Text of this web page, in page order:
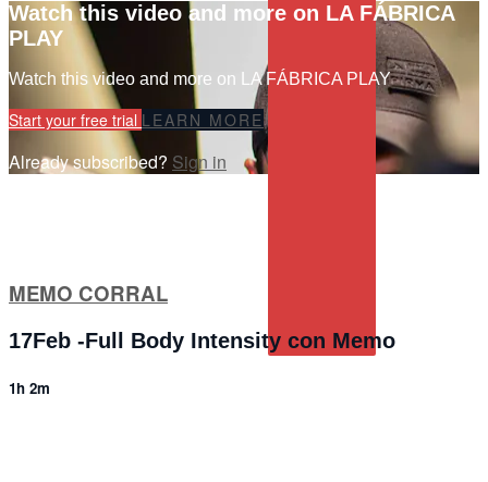
Watch this video and more on LA FÁBRICA
PLAY
Watch this video and more on LA FÁBRICA PLAY
Start your free trial LEARN MORE
Already subscribed? Sign in
MEMO CORRAL
17Feb -Full Body Intensity con Memo
1h 2m